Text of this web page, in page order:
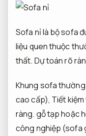
Sofa nỉ là bộ sofa
liệu quen thuộc
thất. Dự toán rõ
Khung sofa
cao cấp), Tiết
ràng. gỗ tạp hoặc
công nghiệp (sofa